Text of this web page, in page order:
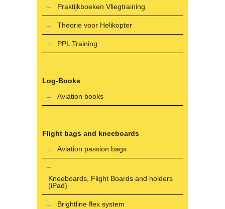
Praktijkboeken Vliegtraining
Theorie voor Helikopter
PPL Training
Log-Books
Aviation books
Flight bags and kneeboards
Aviation passion bags
Kneeboards, Flight Boards and holders
(iPad)
Brightline flex system